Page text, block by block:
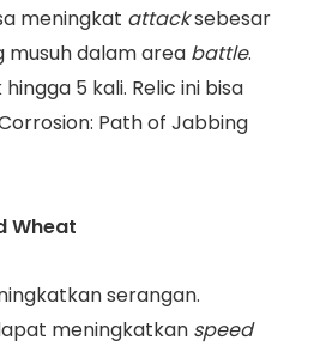
meningkat attacksebesar
musuh dalam area battle.
5 kali. Relic ini bisa
Path of Jabbing
Wheat
serangan.
meningkatkan speed